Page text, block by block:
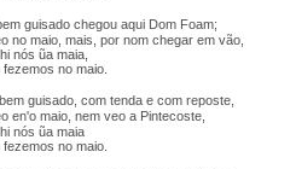
guisado chegou aqui Dom Foam;
no maio, mais, por nom chegar em vão,
ũa maia,
no maio.
guisado, com tenda e com reposte,
en'o maio, nem veo a Pintecoste,
nós ũa maia
no maio.